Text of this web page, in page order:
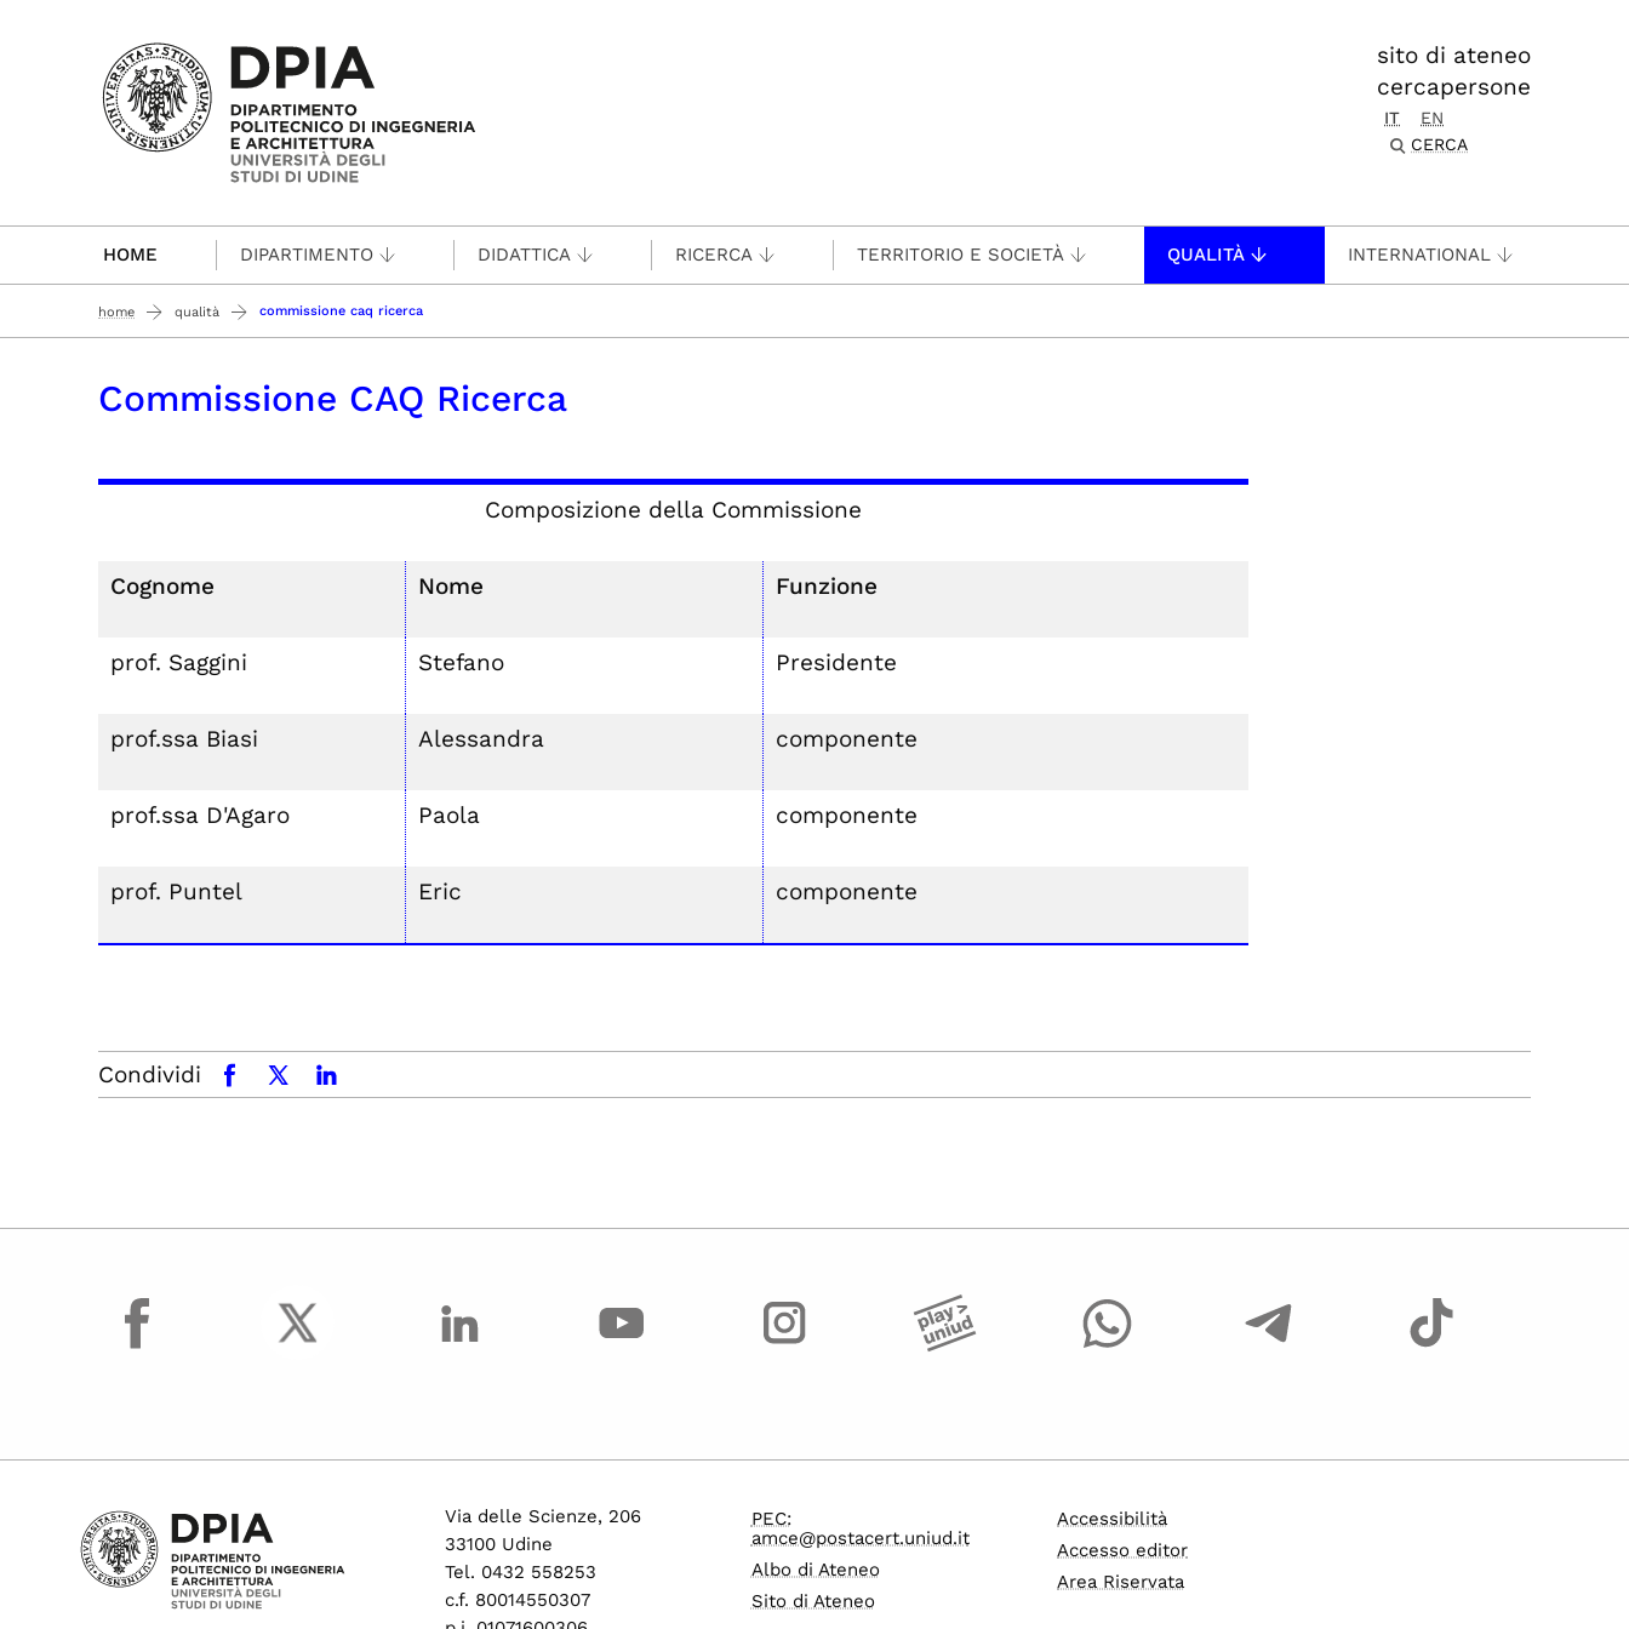
Passa al contenuto principale
sito di ateneo
cercapersone
IT
EN
CERCA
HOME DIPARTIMENTO DIDATTICA RICERCA TERRITORIO E SOCIETÀ QUALITÀ INTERNATIONAL
home qualità commissione caq ricerca
Commissione CAQ Ricerca
Composizione della Commissione
Cognome Nome Funzione
prof. Saggini Stefano Presidente
prof.ssa Biasi Alessandra componente
prof.ssa D'Agaro Paola componente
prof. Puntel Eric componente
Condividi facebookx.comlinkedin
facebook
Via delle Scienze, 206
33100 Udine
Tel. 0432 558253
c.f. 80014550307
PEC:
amce@postacert.uniud.it
Albo di Ateneo
Sito di Ateneo
Accessibilità
Accesso editor
Area Riservata